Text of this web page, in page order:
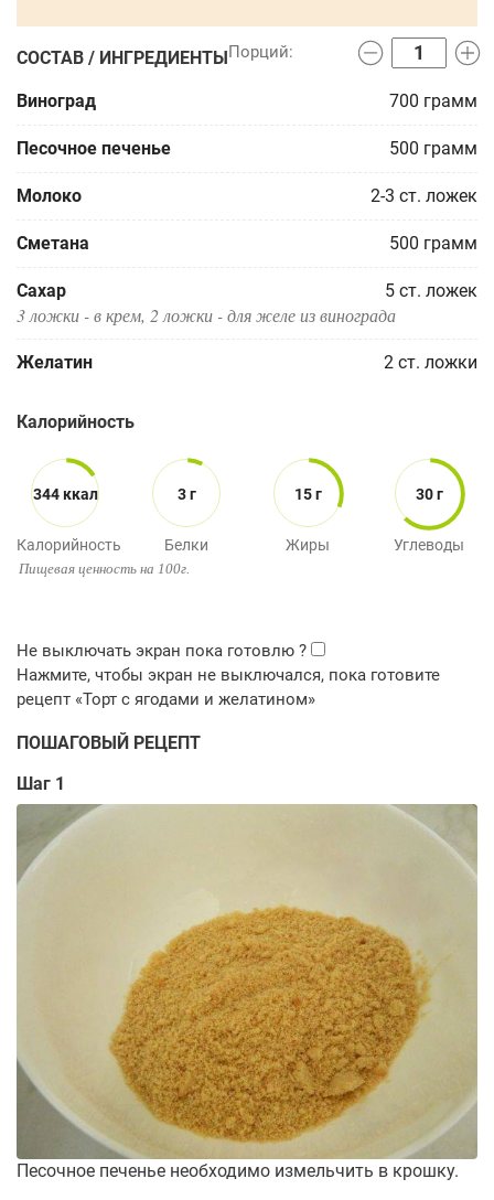
СОСТАВ / ИНГРЕДИЕНТЫ
Виноград 700 грамм
Песочное печенье 500 грамм
Молоко 2-3 ст. ложек
Сметана 500 грамм
Сахар 5 ст. ложек
3 ложки - в крем, 2 ложки - для желе из винограда
Желатин 2 ст. ложки
Калорийность
344 ккал
Калорийность
3 г
Белки
15 г
Жиры
30 г
Углеводы
Пищевая ценность на 100г.
ПОШАГОВЫЙ РЕЦЕПТ
Шаг 1
Песочное печенье необходимо измельчить в крошку.